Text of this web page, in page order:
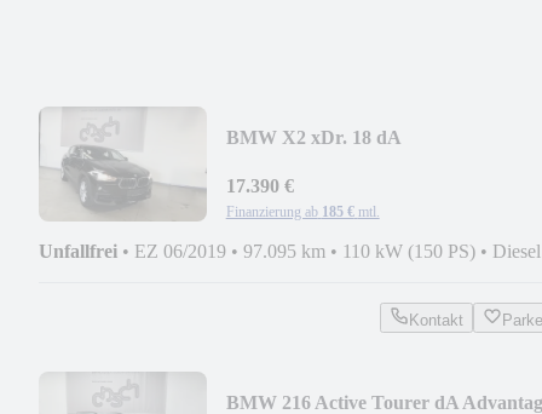
BMW X2 xDr. 18 dA
17.390 €
Finanzierung ab 185 € mtl.
Unfallfrei • EZ 06/2019 • 97.095 km • 110 kW (150 PS) • Diesel
Kontakt
BMW 216 Active Tourer dA